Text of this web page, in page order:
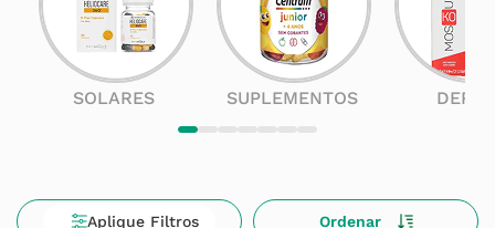
SOLARES SUPLEMENTOS